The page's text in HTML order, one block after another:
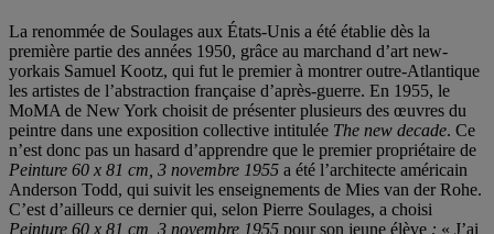
La renommée de Soulages aux États-Unis a été établie dès la
première partie des années 1950, grâce au marchand d’art new-
yorkais Samuel Kootz, qui fut le premier à montrer outre-Atlantique
les artistes de l’abstraction française d’après-guerre. En 1955, le
MoMA de New York choisit de présenter plusieurs des œuvres du
peintre dans une exposition collective intitulée The new decade. Ce
n’est donc pas un hasard d’apprendre que le premier propriétaire de
Peinture 60 x 81 cm, 3 novembre 1955 a été l’architecte américain
Anderson Todd, qui suivit les enseignements de Mies van der Rohe.
C’est d’ailleurs ce dernier qui, selon Pierre Soulages, a choisi
Peinture 60 x 81 cm, 3 novembre 1955 pour son jeune élève : « J’ai